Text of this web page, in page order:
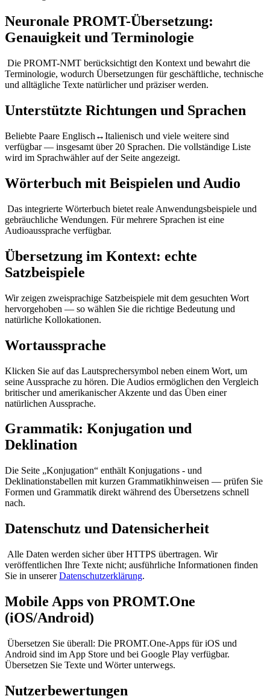
Neuronale PROMT-Übersetzung:
Genauigkeit und Terminologie
Die PROMT-NMT berücksichtigt den Kontext und bewahrt die
Terminologie, wodurch Übersetzungen für geschäftliche, technische
und alltägliche Texte natürlicher und präziser werden.
Unterstützte Richtungen und Sprachen
Beliebte Paare Englisch↔Italienisch und viele weitere sind
verfügbar — insgesamt über 20 Sprachen. Die vollständige Liste
wird im Sprachwähler auf der Seite angezeigt.
Wörterbuch mit Beispielen und Audio
Das integrierte Wörterbuch bietet reale Anwendungsbeispiele und
gebräuchliche Wendungen. Für mehrere Sprachen ist eine
Audioaussprache verfügbar.
Übersetzung im Kontext: echte
Satzbeispiele
Wir zeigen zweisprachige Satzbeispiele mit dem gesuchten Wort
hervorgehoben — so wählen Sie die richtige Bedeutung und
natürliche Kollokationen.
Wortaussprache
Klicken Sie auf das Lautsprechersymbol neben einem Wort, um
seine Aussprache zu hören. Die Audios ermöglichen den Vergleich
britischer und amerikanischer Akzente und das Üben einer
natürlichen Aussprache.
Grammatik: Konjugation und
Deklination
Die Seite „Konjugation“ enthält Konjugations - und
Deklinationstabellen mit kurzen Grammatikhinweisen — prüfen Sie
Formen und Grammatik direkt während des Übersetzens schnell
nach.
Datenschutz und Datensicherheit
Alle Daten werden sicher über HTTPS übertragen. Wir
veröffentlichen Ihre Texte nicht; ausführliche Informationen finden
Sie in unsererDatenschutzerklärung.
Mobile Apps von PROMT.One
(iOS/Android)
Übersetzen Sie überall: Die PROMT.One-Apps für iOS und
Android sind im App Store und bei Google Play verfügbar.
Übersetzen Sie Texte und Wörter unterwegs.
Nutzerbewertungen